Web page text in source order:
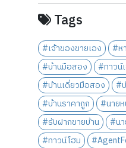
Tags
#เจ้าของขายเอง #ห
#บ้านมือสอง
#ทาวน์
#บ้านเดี่ยวมือสอง
#
#บ้านราคาถูก
#นาย
#รับฝากขายบ้าน
#น
#ทาวน์โฮม